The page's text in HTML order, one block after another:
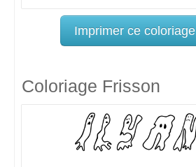
Imprimer ce coloriage
Coloriage Frisson